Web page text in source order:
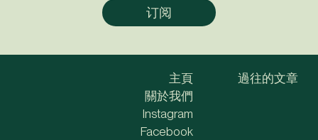
主頁
關於我們
過往的文章
Instagram
Facebook